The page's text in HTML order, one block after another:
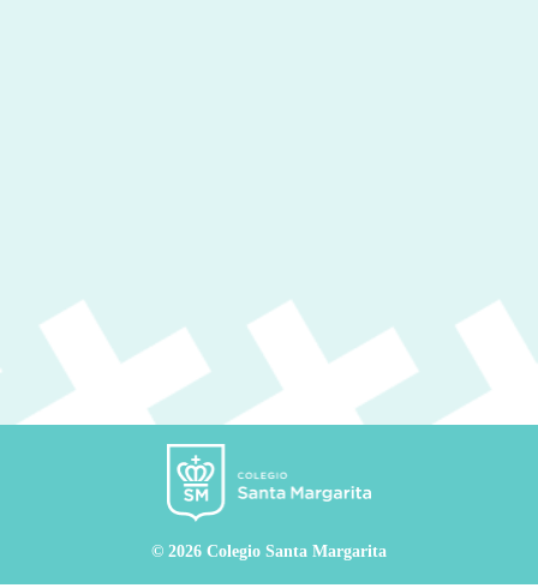
© 2026 Colegio Santa Margarita